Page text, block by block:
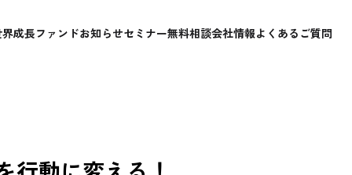
成長ファンドお知らせセミナー無料相談会社情報よくあるご質問